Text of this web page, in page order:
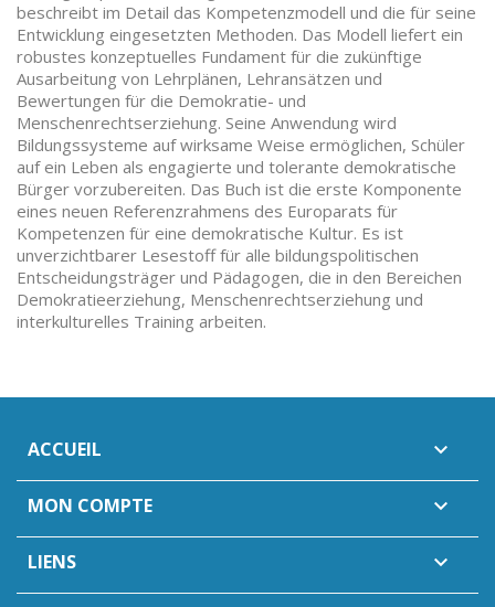
beschreibt im Detail das Kompetenzmodell und die für seine
Entwicklung eingesetzten Methoden. Das Modell liefert ein
robustes konzeptuelles Fundament für die zukünftige
Ausarbeitung von Lehrplänen, Lehransätzen und
Bewertungen für die Demokratie- und
Menschenrechtserziehung. Seine Anwendung wird
Bildungssysteme auf wirksame Weise ermöglichen, Schüler
auf ein Leben als engagierte und tolerante demokratische
Bürger vorzubereiten. Das Buch ist die erste Komponente
eines neuen Referenzrahmens des Europarats für
Kompetenzen für eine demokratische Kultur. Es ist
unverzichtbarer Lesestoff für alle bildungspolitischen
Entscheidungsträger und Pädagogen, die in den Bereichen
Demokratieerziehung, Menschenrechtserziehung und
interkulturelles Training arbeiten.
ACCUEIL 
MON COMPTE 
LIENS 